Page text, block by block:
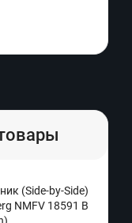
(Side-by-Side)
NMFV 18591 B